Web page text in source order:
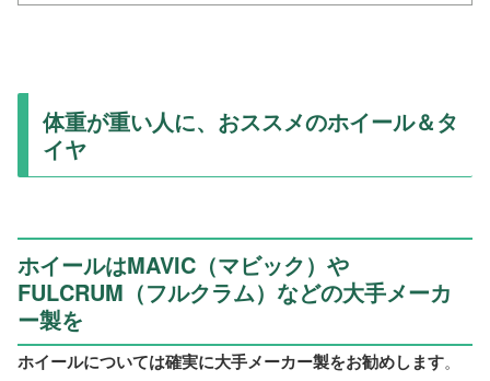
体重が重い人に、おススメのホイール＆タ
イヤ
ホイールはMAVIC（マビック）や
FULCRUM（フルクラム）などの大手メーカ
ー製を
ホイールについては確実に大手メーカー製をお勧めします。